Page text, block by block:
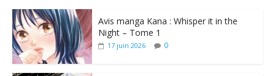
Avis manga Kana : Whisper it in the
Night – Tome 1
17 juin 2026 0